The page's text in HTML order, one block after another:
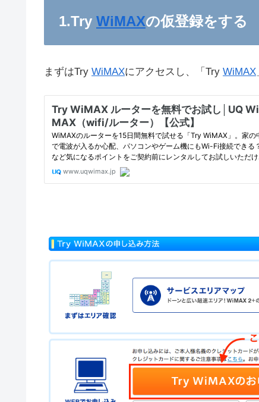
1.Try WiMAXの仮登録をする
まずはTry WiMAXにアクセスし、「Try WiMAX